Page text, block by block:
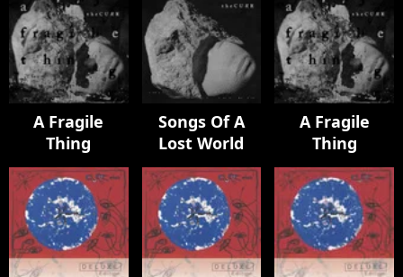
A Fragile
Thing
Songs Of A
Lost World
A Fragile
Thing